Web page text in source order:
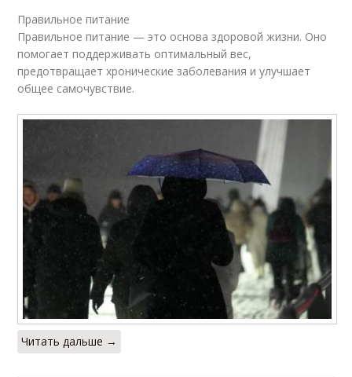
Правильное питание
Правильное питание — это основа здоровой жизни. Оно
помогает поддерживать оптимальный вес,
предотвращает хронические заболевания и улучшает
общее самочувствие.
Читать дальше →